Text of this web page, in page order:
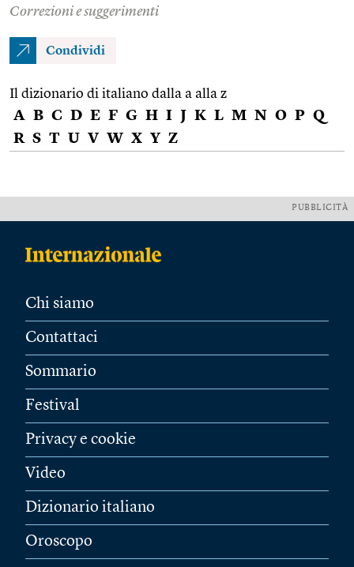
Correzioni e suggerimenti
Condividi
Il dizionario di italiano dalla a alla z
A B C D E F G H I J K L M N O P Q
R S T U V W X Y Z
PUBBLICITÀ
Chi siamo
Contattaci
Sommario
Festival
Privacy e cookie
Video
Dizionario italiano
Oroscopo